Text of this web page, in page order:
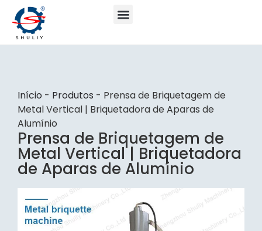
Início - Produtos - Prensa de Briquetagem de
Metal Vertical | Briquetadora de Aparas de
Alumínio
Prensa de Briquetagem de
Metal Vertical | Briquetadora
de Aparas de Alumínio